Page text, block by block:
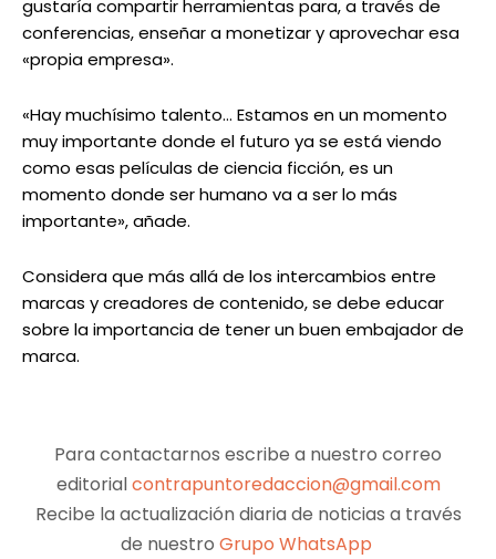
gustaría compartir herramientas para, a través de
conferencias, enseñar a monetizar y aprovechar esa
«propia empresa».
«Hay muchísimo talento… Estamos en un momento
muy importante donde el futuro ya se está viendo
como esas películas de ciencia ficción, es un
momento donde ser humano va a ser lo más
importante», añade.
Considera que más allá de los intercambios entre
marcas y creadores de contenido, se debe educar
sobre la importancia de tener un buen embajador de
marca.
Para contactarnos escribe a nuestro correo
editorialcontrapuntoredaccion@gmail.com
Recibe la actualización diaria de noticias a través
de nuestro Grupo WhatsApp